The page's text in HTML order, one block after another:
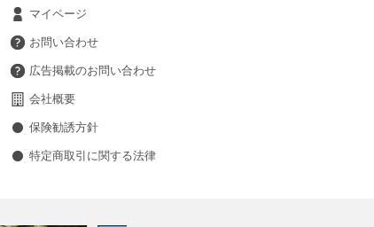
マイページ
お問い合わせ
広告掲載のお問い合わせ
会社概要
保険勧誘方針
特定商取引に関する法律